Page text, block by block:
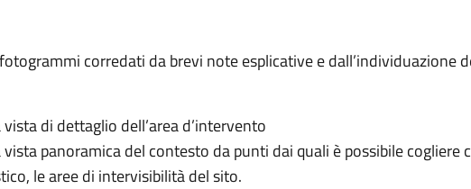
corredati da brevi note esplicative e dall’individuazione
di dettaglio dell’area d’intervento
panoramica del contesto da punti dai quali è possibile cogliere
le aree di intervisibilità del sito.